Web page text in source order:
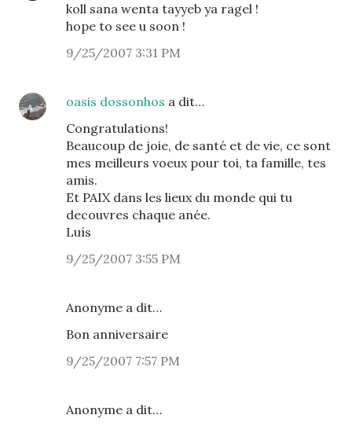
koll sana wenta tayyeb ya ragel !
hope to see u soon !
9/25/2007 3:31 PM
oasis dossonhos a dit…
Congratulations!
Beaucoup de joie, de santé et de vie, ce sont
mes meilleurs voeux pour toi, ta famille, tes
amis.
Et PAIX dans les lieux du monde qui tu
decouvres chaque anée.
Luís
9/25/2007 3:55 PM
Anonyme a dit…
Bon anniversaire
9/25/2007 7:57 PM
Anonyme a dit…